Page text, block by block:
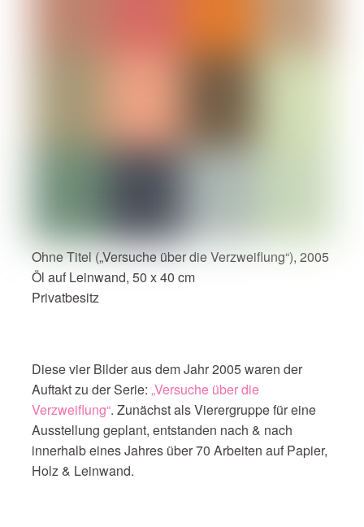
Ohne Titel („Versuche über die Verzweiflung“), 2005
Öl auf Leinwand, 50 x 40 cm
Privatbesitz
Diese vier Bilder aus dem Jahr 2005 waren der
Auftakt zu der Serie: „Versuche über die
Verzweiflung“. Zunächst als Vierergruppe für eine
Ausstellung geplant, entstanden nach & nach
innerhalb eines Jahres über 70 Arbeiten auf Papier,
Holz & Leinwand.